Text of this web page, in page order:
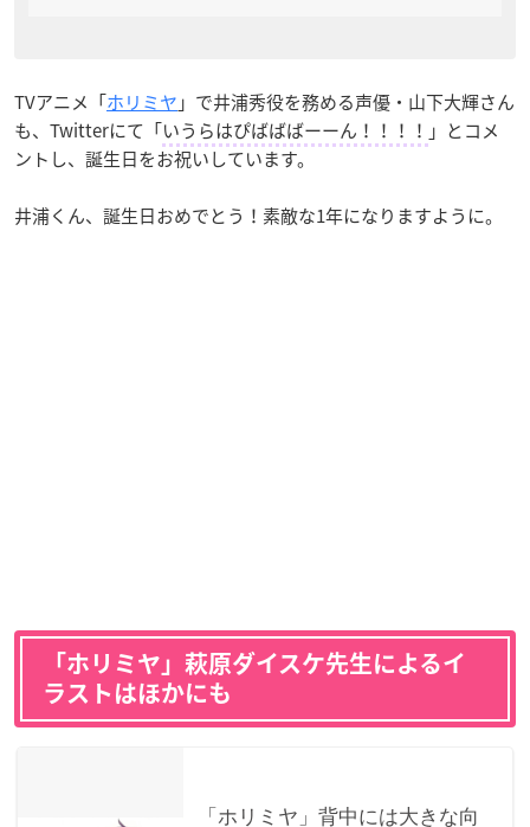
TVアニメ「ホリミヤ 」で井浦秀役を務める声優・山下大輝さん
も、Twitterにて「いうらはぴばばばーーん！！！！ 」とコメ
ントし、誕生日をお祝いしています。
井浦くん、誕生日おめでとう！素敵な1年になりますように。
「ホリミヤ」萩原ダイスケ先生によるイ
ラストはほかにも